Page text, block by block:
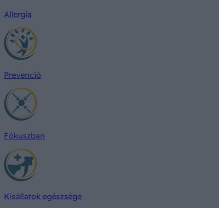
Allergia
Prevenció
Fókuszban
Kisállatok egészsége